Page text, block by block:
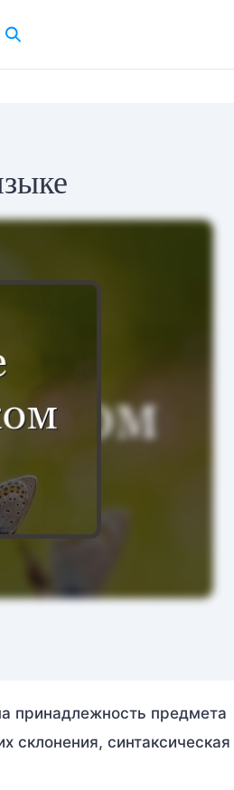
принадлежность предмета
склонения, синтаксическая